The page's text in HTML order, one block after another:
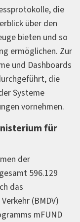
die
über den
bieten und so
ermöglichen. Zur
und Dashboards
die
Systeme
vornehmen.
für
der
596.129
das
(BMDV)
mFUND